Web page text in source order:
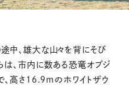
中、雄大な山々を背にそび
は、市内に数ある恐竜オブジ
、高さ16.9mのホワイトザウ